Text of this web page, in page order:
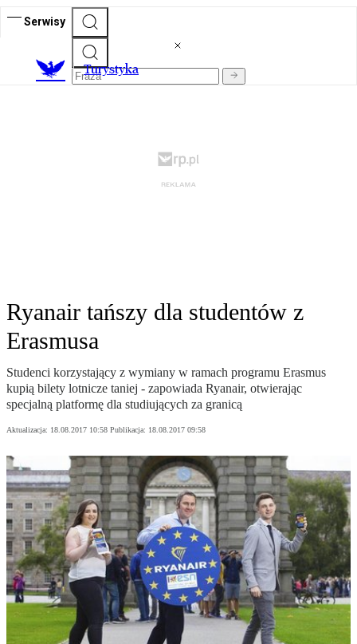
Serwisy
Turystyka
Ryanair tańszy dla studentów z
Erasmusa
Studenci korzystający z wymiany w ramach programu Erasmus
kupią bilety lotnicze taniej - zapowiada Ryanair, otwierając
specjalną platformę dla studiujących za granicą
Aktualizacja: 18.08.2017 10:58 Publikacja: 18.08.2017 09:58